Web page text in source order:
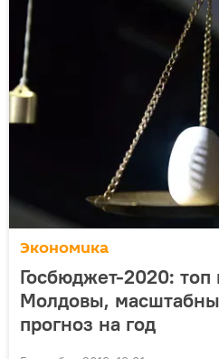
Экономика
Госбюджет-2020: топ
Молдовы,
прогноз на год